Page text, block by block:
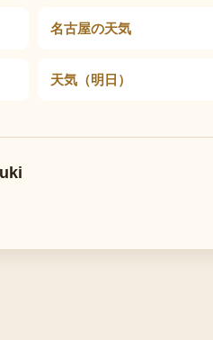
名古屋の天気
天気（明日）